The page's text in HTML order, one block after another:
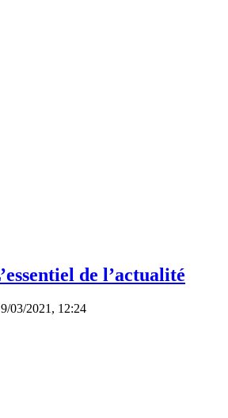
de l’actualité
03/2021, 12:24